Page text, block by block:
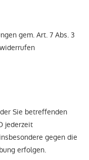
gem. Art. 7 Abs. 3
Sie betreffenden
jederzeit
gegen die
erfolgen.